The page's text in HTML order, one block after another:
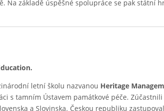
Na základě úspěšné spolupráce se pak státní
letní školu nazvanou Heritage
s tamním Ústavem památkové péče.
a Slovinska. Českou republiku